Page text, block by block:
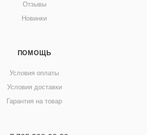
Отзывы
Новинки
ПОМОЩЬ
Условия оплаты
Условия доставки
Гарантия на товар